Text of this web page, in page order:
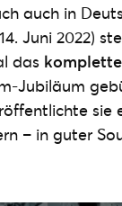
auch in
Juni 2022)
das
Jubiläum
– in guter